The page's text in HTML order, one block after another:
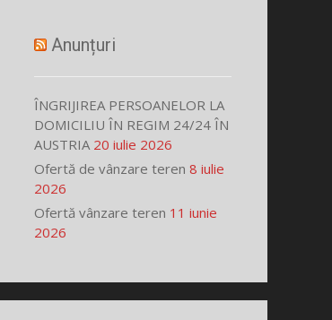
Anunțuri
ÎNGRIJIREA PERSOANELOR LA
DOMICILIU ÎN REGIM 24/24 ÎN
AUSTRIA 20 iulie 2026
Ofertă de vânzare teren 8 iulie
2026
Ofertă vânzare teren 11 iunie
2026